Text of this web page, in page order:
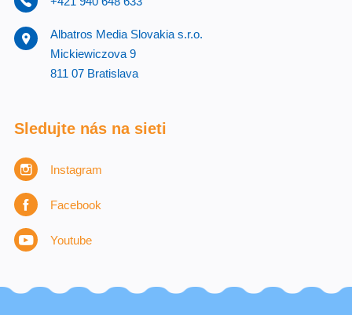
Albatros Media Slovakia s.r.o.
Mickiewiczova 9
811 07 Bratislava
Sledujte nás na sieti
Instagram
Facebook
Youtube